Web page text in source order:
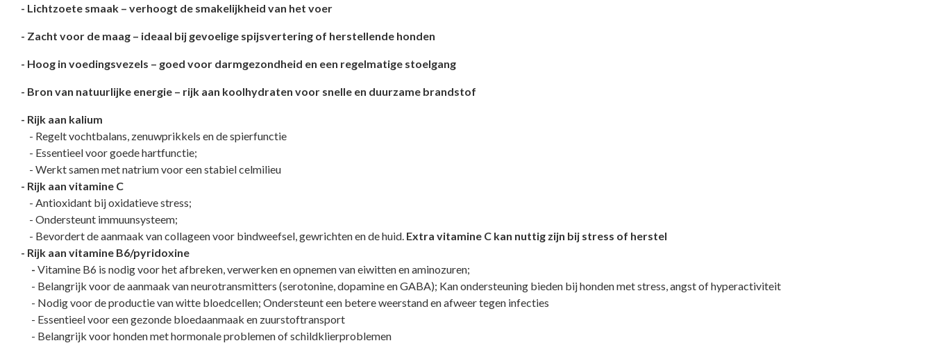
- Lichtzoete smaak – verhoogt de smakelijkheid van het voer
- Zacht voor de maag – ideaal bij gevoelige spijsvertering of herstellende honden
- Hoog in voedingsvezels – goed voor darmgezondheid en een regelmatige stoelgang
- Bron van natuurlijke energie – rijk aan koolhydraten voor snelle en duurzame brandstof
- Rijk aan kalium
- Regelt vochtbalans, zenuwprikkels en de spierfunctie
- Essentieel voor goede hartfunctie;
- Werkt samen met natrium voor een stabiel celmilieu
- Rijk aan vitamine C
- Antioxidant bij oxidatieve stress;
- Ondersteunt immuunsysteem;
- Bevordert de aanmaak van collageen voor bindweefsel, gewrichten en de huid. Extra vitamine C kan nuttig zijn bij stress of herstel
- Rijk aan vitamine B6/pyridoxine
- Vitamine B6 is nodig voor het afbreken, verwerken en opnemen van eiwitten en aminozuren;
- Belangrijk voor de aanmaak van neurotransmitters (serotonine, dopamine en GABA); Kan ondersteuning bieden bij honden met stress, angst of hyperactiviteit
- Nodig voor de productie van witte bloedcellen; Ondersteunt een betere weerstand en afweer tegen infecties
- Essentieel voor een gezonde bloedaanmaak en zuurstoftransport
- Belangrijk voor honden met hormonale problemen of schildklierproblemen